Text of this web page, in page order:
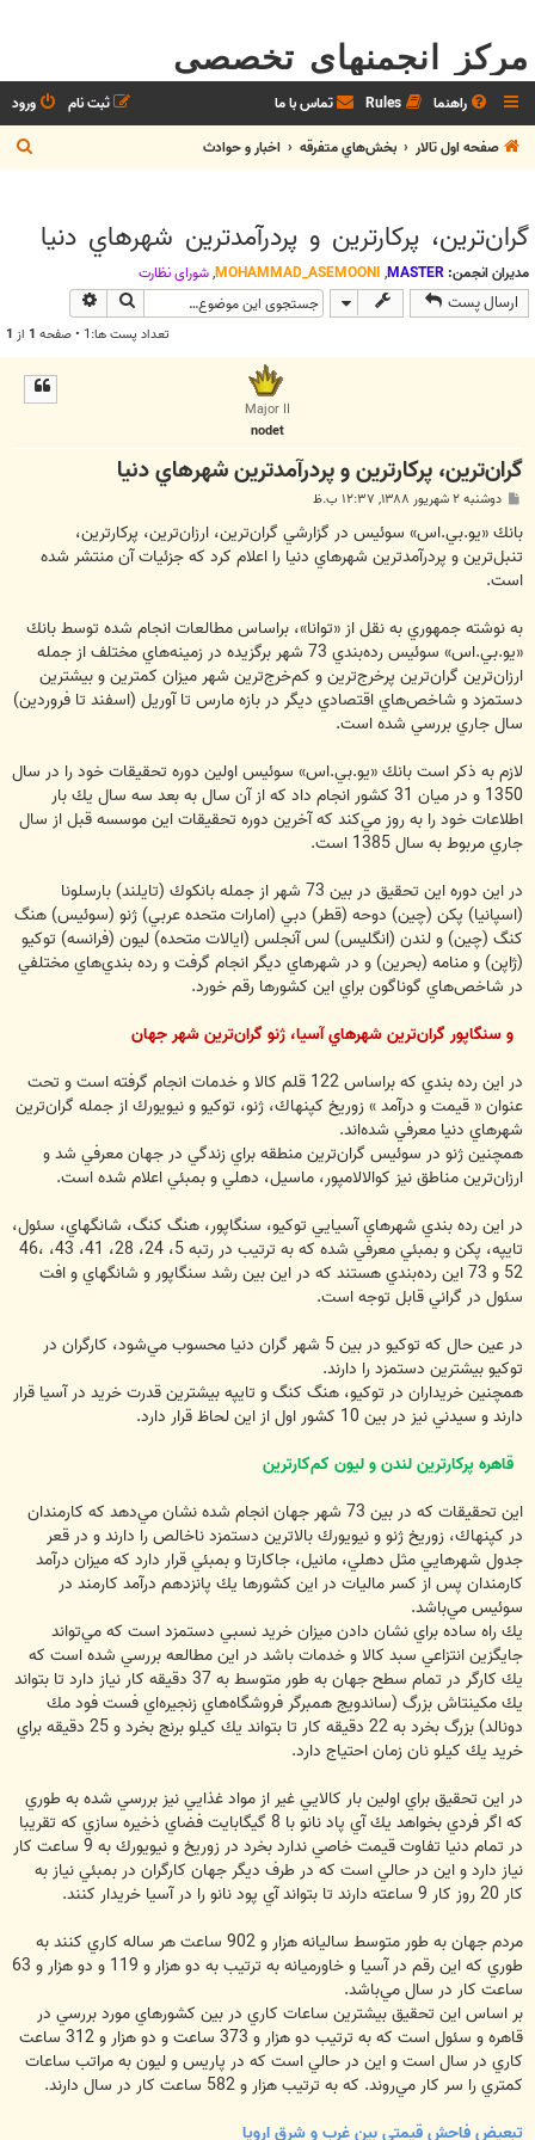
مرکز انجمنهای تخصصی
راهنما Rules تماس با ما ورود
ثبت نام
صفحه اول تالار
بخش‌‌هاي متفرقه اخبار و حوادث
س
گران‌ترين، پركارترين و پردرآمدترين شهرهاي دنيا
مدیران انجمن: MASTER
,
MOHAMMAD_ASEMOONI
,شوراي نظارت
ارسال پست جستجو
تعداد پست ها:1 • صفحه 1 از 1
Major II
nodet
گران‌ترين، پركارترين و پردرآمدترين شهرهاي دنيا
ت
دوشنبه ۲ شهریور ۱۳۸۸, ۱۲:۳۷ ب.ظ
بانك «يو.بي.اس» سوئيس در گزارشي گران‌ترين، ارزان‌ترين، پركارترين،
تنبل‌ترين و پردرآمدترين شهرهاي دنيا را اعلام كرد كه جزئيات آن منتشر شده
است.
به نوشته جمهوري به نقل از «توانا»، براساس مطالعات انجام شده توسط بانك
«يو.بي.اس» سوئيس رده‌بندي 73 شهر برگزيده در زمينه‌هاي مختلف از جمله
ارزان‌ترين گران‌ترين پرخرج‌ترين و كم‌خرج‌ترين شهر ميزان كمترين و بيشترين
دستمزد و شاخص‌هاي اقتصادي ديگر در بازه مارس تا آوريل (اسفند تا فروردين)
سال جاري بررسي شده است.
لازم به ذكر است بانك «يو.بي.اس» سوئيس اولين دوره تحقيقات خود را در سال
1350 و در ميان 31 كشور انجام داد كه از آن سال به بعد سه سال يك بار
اطلاعات خود را به روز مي‌كند كه آخرين دوره تحقيقات اين موسسه قبل از سال
جاري مربوط به سال 1385 است.
در اين دوره اين تحقيق در بين 73 شهر از جمله بانكوك (تايلند) بارسلونا
(اسپانيا) پكن (چين) دوحه (قطر) دبي (امارات متحده عربي) ژنو (سوئيس) هنگ
كنگ (چين) و لندن (انگليس) لس آنجلس (ايالات متحده) ليون (فرانسه) توكيو
(ژاپن) و منامه (بحرين) و در شهرهاي ديگر انجام گرفت و رده بندي‌هاي مختلفي
در شاخص‌هاي گوناگون براي اين كشورها رقم خورد.
و سنگاپور گران‌ترين شهرهاي آسيا، ژنو گران‌ترين شهر جهان
در اين رده بندي كه براساس 122 قلم كالا و خدمات انجام گرفته است و تحت
عنوان « قيمت و درآمد » زوريخ كپنهاك، ژنو، توكيو و نيويورك از جمله گران‌ترين
شهرهاي دنيا معرفي شده‌اند.
همچنين ژنو در سوئيس گران‌ترين منطقه براي زندگي در جهان معرفي شد و
ارزان‌ترين مناطق نيز كوالالامپور، ماسيل، دهلي و بمبئي اعلام شده است.
در اين رده بندي شهرهاي آسيايي توكيو، سنگاپور، هنگ كنگ، شانگهاي، سئول،
تايپه، پكن و بمبئي معرفي شده كه به ترتيب در رتبه 5، 24، 28، 41، 43، ،46
52 و 73 اين رده‌بندي هستند كه در اين بين رشد سنگاپور و شانگهاي و افت
سئول در گراني قابل توجه است.
در عين حال كه توكيو در بين 5 شهر گران دنيا محسوب مي‌شود، كارگران در
توكيو بيشترين دستمزد را دارند.
همچنين خريداران در توكيو، هنگ كنگ و تايپه بيشترين قدرت خريد در آسيا قرار
دارند و سيدني نيز در بين 10 كشور اول از اين لحاظ قرار دارد.
قاهره پركارترين لندن و ليون كم‌كارترين
اين تحقيقات كه در بين 73 شهر جهان انجام شده نشان مي‌دهد كه كارمندان
در كپنهاك، زوريخ ژنو و نيويورك بالاترين دستمزد ناخالص را دارند و در قعر
جدول شهرهايي مثل دهلي، مانيل، جاكارتا و بمبئي قرار دارد كه ميزان درآمد
كارمندان پس از كسر ماليات در اين كشورها يك پانزدهم درآمد كارمند در
سوئيس مي‌باشد.
يك راه ساده براي نشان دادن ميزان خريد نسبي دستمزد است كه مي‌تواند
جايگزين انتزاعي سبد كالا و خدمات باشد در اين مطالعه بررسي شده است كه
يك كارگر در تمام سطح جهان به طور متوسط به 37 دقيقه كار نياز دارد تا بتواند
يك مكينتاش بزرگ (ساندويج همبرگر فروشگاه‌هاي زنجيره‌اي فست فود مك
دونالد) بزرگ بخرد به 22 دقيقه كار تا بتواند يك كيلو برنج بخرد و 25 دقيقه براي
خريد يك كيلو نان زمان احتياج دارد.
در اين تحقيق براي اولين بار كالايي غير از مواد غذايي نيز بررسي شده به طوري
كه اگر فردي بخواهد يك آي پاد نانو با 8 گيگابايت فضاي ذخيره سازي كه تقريبا
در تمام دنيا تفاوت قيمت خاصي ندارد بخرد در زوريخ و نيويورك به 9 ساعت كار
نياز دارد و اين در حالي است كه در طرف ديگر جهان كارگران در بمبئي نياز به
كار 20 روز كار 9 ساعته دارند تا بتواند آي پود نانو را در آسيا خريدار كنند.
مردم جهان به طور متوسط ساليانه هزار و 902 ساعت هر ساله كاري كنند به
طوري كه اين رقم در آسيا و خاورميانه به ترتيب به دو هزار و 119 و دو هزار و 63
ساعت كار در سال مي‌باشد.
بر اساس اين تحقيق بيشترين ساعات كاري در بين كشورهاي مورد بررسي در
قاهره و سئول است كه به ترتيب دو هزار و 373 ساعت و دو هزار و 312 ساعت
كاري در سال است و اين در حالي است كه در پاريس و ليون به مراتب ساعات
كمتري را سر كار مي‌روند. كه به ترتيب هزار و 582 ساعت كار در سال دارند.
تبعيض فاحش قيمتي بين غرب و شرق اروپا